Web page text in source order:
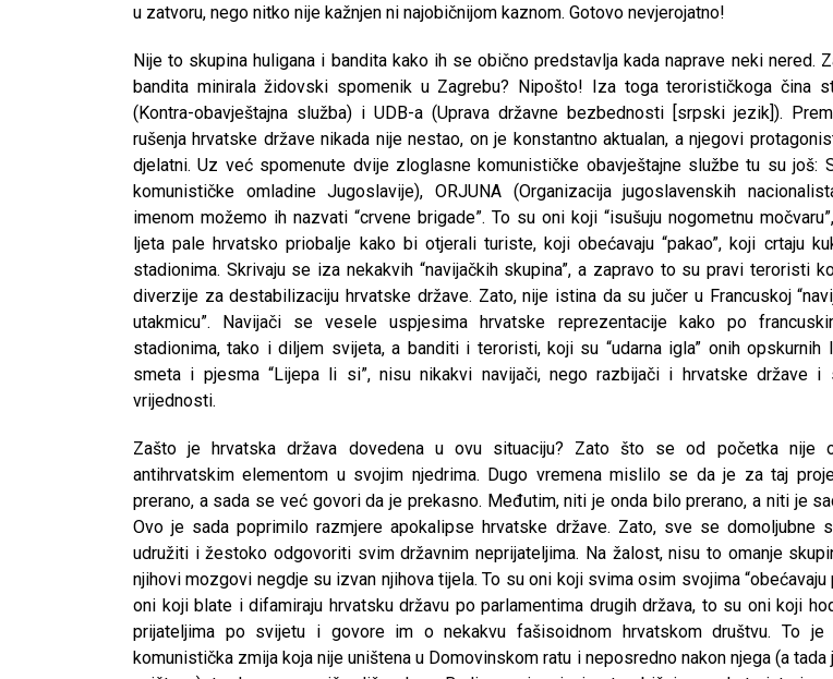
u zatvoru, nego nitko nije kažnjen ni najobičnijom kaznom. Gotovo nevjerojatno!
Nije to skupina huligana i bandita kako ih se obično predstavlja kada naprave neki nered.
bandita minirala židovski spomenik u Zagrebu? Nipošto! Iza toga terorističkoga čina
(Kontra-obavještajna služba) i UDB-a (Uprava državne bezbednosti [srpski jezik]).
rušenja hrvatske države nikada nije nestao, on je konstantno aktualan, a njegovi
djelatni. Uz već spomenute dvije zloglasne komunističke obavještajne službe tu su još:
komunističke omladine Jugoslavije), ORJUNA (Organizacija jugoslavenskih
imenom možemo ih nazvati “crvene brigade”. To su oni koji “isušuju nogometnu
ljeta pale hrvatsko priobalje kako bi otjerali turiste, koji obećavaju “pakao”, koji crtaju
stadionima. Skrivaju se iza nekakvih “navijačkih skupina”, a zapravo to su pravi teroristi
diverzije za destabilizaciju hrvatske države. Zato, nije istina da su jučer u Francuskoj
utakmicu”. Navijači se vesele uspjesima hrvatske reprezentacije kako po
stadionima, tako i diljem svijeta, a banditi i teroristi, koji su “udarna igla” onih opskurnih
smeta i pjesma “Lijepa li si”, nisu nikakvi navijači, nego razbijači i hrvatske države i
vrijednosti.
Zašto je hrvatska država dovedena u ovu situaciju? Zato što se od početka nije
antihrvatskim elementom u svojim njedrima. Dugo vremena mislilo se da je za taj
prerano, a sada se već govori da je prekasno. Međutim, niti je onda bilo prerano, a niti je
Ovo je sada poprimilo razmjere apokalipse hrvatske države. Zato, sve se domoljubne
udružiti i žestoko odgovoriti svim državnim neprijateljima. Na žalost, nisu to omanje
njihovi mozgovi negdje su izvan njihova tijela. To su oni koji svima osim svojima “obećavaju
oni koji blate i difamiraju hrvatsku državu po parlamentima drugih država, to su oni koji
prijateljima po svijetu i govore im o nekakvu fašisoidnom hrvatskom društvu. To je
komunistička zmija koja nije uništena u Domovinskom ratu i neposredno nakon njega (a
CNAK CNAK